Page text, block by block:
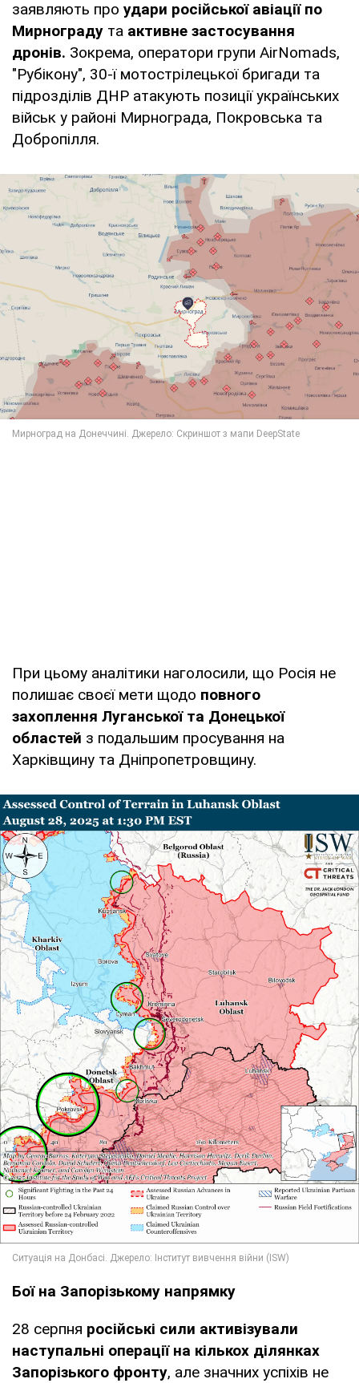
заявляють про удари російської авіації по
Мирнограду та активне застосування
дронів. Зокрема, оператори групи AirNomads,
"Рубікону", 30-ї мотострілецької бригади та
підрозділів ДНР атакують позиції українських
військ у районі Мирнограда, Покровська та
Добропілля.
При цьому аналітики наголосили, що Росія не
полишає своєї мети щодо повного
захоплення Луганської та Донецької
областей з подальшим просування на
Харківщину та Дніпропетровщину.
Бої на Запорізькому напрямку
28 серпня російські сили активізували
наступальні операції на кількох ділянках
Запорізького фронту, але значних успіхів не